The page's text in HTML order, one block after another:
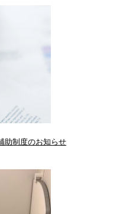
助制度のお知らせ